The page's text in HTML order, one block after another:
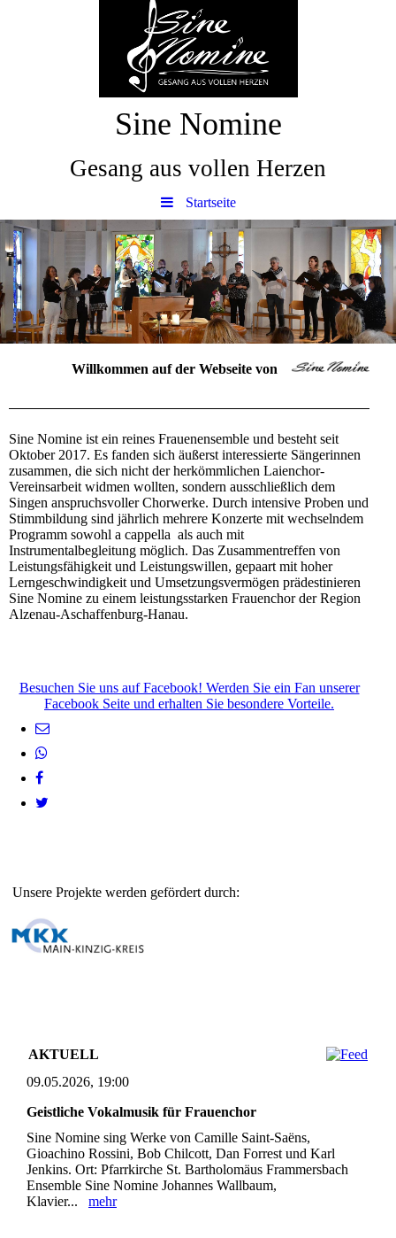
Sine Nomine
Gesang aus vollen Herzen
Startseite
Willkommen auf der Webseite von
Sine Nomine ist ein reines Frauenensemble und besteht seit
Oktober 2017. Es fanden sich äußerst interessierte Sängerinnen
zusammen, die sich nicht der herkömmlichen Laienchor-
Vereinsarbeit widmen wollten, sondern ausschließlich dem
Singen anspruchsvoller Chorwerke. Durch intensive Proben und
Stimmbildung sind jährlich mehrere Konzerte mit wechselndem
Programm sowohl a cappella als auch mit
Instrumentalbegleitung möglich. Das Zusammentreffen von
Leistungsfähigkeit und Leistungswillen, gepaart mit hoher
Lerngeschwindigkeit und Umsetzungsvermögen prädestinieren
Sine Nomine zu einem leistungsstarken Frauenchor der Region
Alzenau-Aschaffenburg-Hanau.
Besuchen Sie uns auf Facebook! Werden Sie ein Fan unserer
Facebook Seite und erhalten Sie besondere Vorteile.
Unsere Projekte werden gefördert durch:
AKTUELL
09.05.2026, 19:00
Geistliche Vokalmusik für Frauenchor
Sine Nomine sing Werke von Camille Saint-Saëns,
Gioachino Rossini, Bob Chilcott, Dan Forrest und Karl
Jenkins. Ort: Pfarrkirche St. Bartholomäus Frammersbach
Ensemble Sine Nomine Johannes Wallbaum,
Klavier... mehr